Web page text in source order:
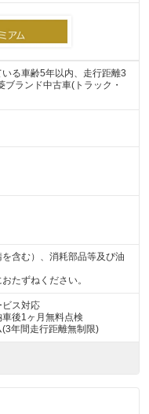
る車齢5年以内、走行距離3
ランド中古車(トラック・
含む）、消耗部品等及び油
たずねください。
ビス対応
後1ヶ月無料点検
年間走行距離無制限)